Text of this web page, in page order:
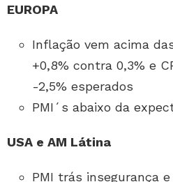
EUROPA
Inflação vem acima
+0,8% contra 0,3% e
-2,5% esperados
PMI´s abaixo da
USA e AM Látina
PMI trás insegurança